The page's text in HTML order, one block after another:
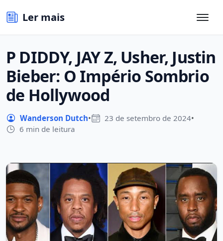
Ler mais
P DIDDY, JAY Z, Usher, Justin
Bieber: O Império Sombrio
de Hollywood
Wanderson Dutch• 23 de setembro de 2024•
6 min de leitura